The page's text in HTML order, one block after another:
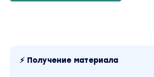
особенностям технической
Наша задача --- понять все
⚡ Получение материала